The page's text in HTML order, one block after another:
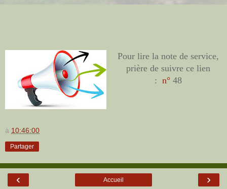
Pour lire la note de service,
prière de suivre ce lien
: n° 48
à 10:46:00
Partager
‹ ›
Accueil